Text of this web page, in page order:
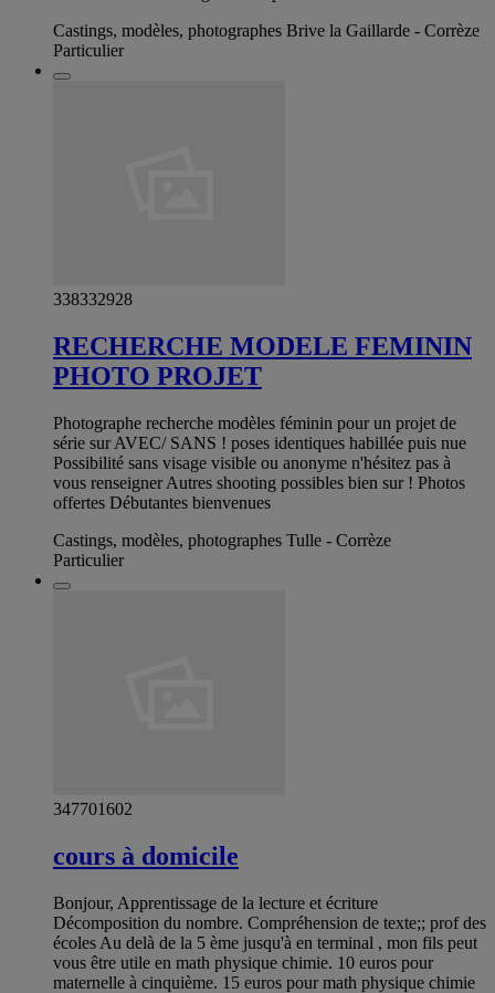
Castings, modèles, photographes Brive la Gaillarde - Corrèze
Particulier
338332928
RECHERCHE MODELE FEMININ
PHOTO PROJET
Photographe recherche modèles féminin pour un projet de
série sur AVEC/ SANS ! poses identiques habillée puis nue
Possibilité sans visage visible ou anonyme n'hésitez pas à
vous renseigner Autres shooting possibles bien sur ! Photos
offertes Débutantes bienvenues
Castings, modèles, photographes Tulle - Corrèze
Particulier
347701602
cours à domicile
Bonjour, Apprentissage de la lecture et écriture
Décomposition du nombre. Compréhension de texte;; prof des
écoles Au delà de la 5 ème jusqu'à en terminal , mon fils peut
vous être utile en math physique chimie. 10 euros pour
maternelle à cinquième. 15 euros pour math physique chimie